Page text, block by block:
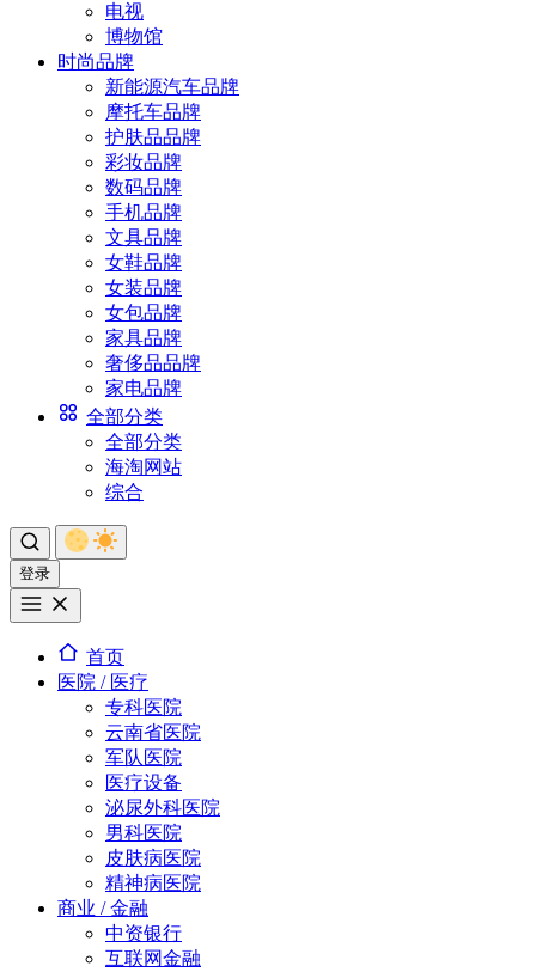
电视
博物馆
时尚品牌
新能源汽车品牌
摩托车品牌
护肤品品牌
彩妆品牌
数码品牌
手机品牌
文具品牌
女鞋品牌
女装品牌
女包品牌
家具品牌
奢侈品品牌
家电品牌
全部分类
全部分类
海淘网站
综合
登录
首页
医院 / 医疗
专科医院
云南省医院
军队医院
医疗设备
泌尿外科医院
男科医院
皮肤病医院
精神病医院
商业 / 金融
中资银行
互联网金融